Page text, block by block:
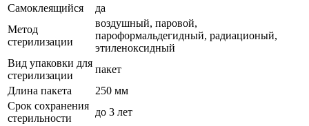
Самоклеящийся
да
Метод
стерилизации
воздушный, паровой,
пароформальдегидный, радиационый,
этиленоксидный
Вид упаковки для
стерилизации
пакет
Длина пакета
250 мм
Срок сохранения
стерильности
до 3 лет